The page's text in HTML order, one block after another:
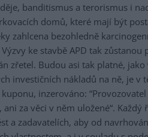
banditismus a terorismus i
domů, které mají být
zahlcena bezohledně
ke stavbě APD tak zůstanou
zřetel. Budou asi tak platné, jako
investičních nákladů na ně, je v
inzerováno:
za věci v něm uložené“. Každý
a zadavatelích, aby od